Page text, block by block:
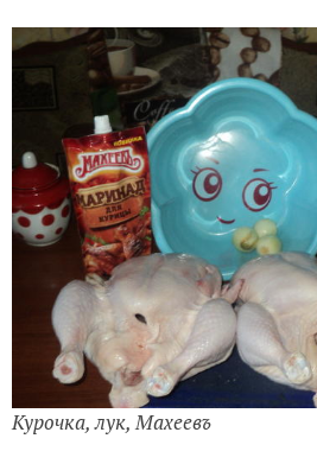
Курочка, лук, Махеевъ